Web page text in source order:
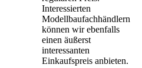
Interessierten
Modellbaufachhändlern
können wir ebenfalls
einen äußerst
interessanten
Einkaufspreis anbieten.